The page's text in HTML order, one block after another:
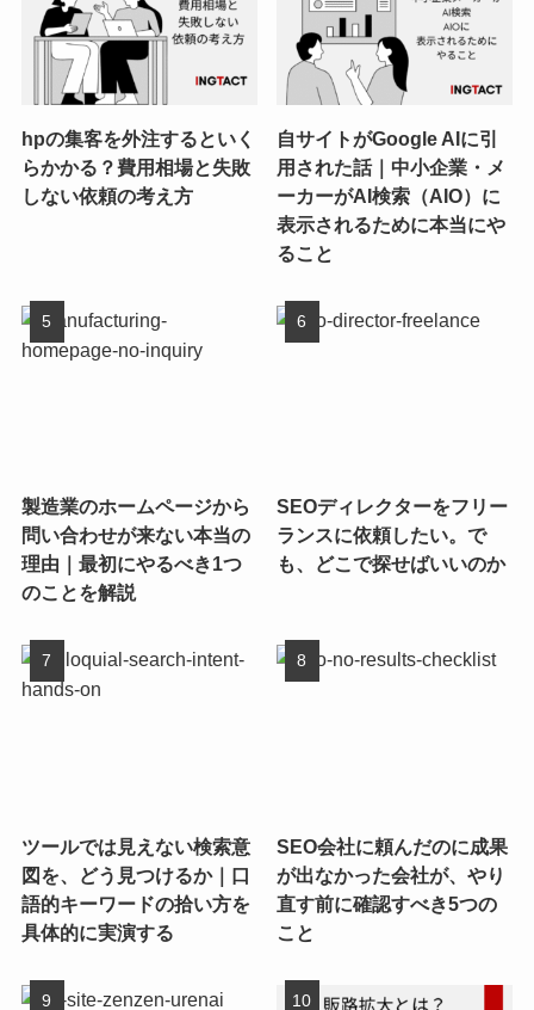
hpの集客を外注するといく
らかかる？費用相場と失敗
しない依頼の考え方
自サイトがGoogle AIに引
用された話｜中小企業・メ
ーカーがAI検索（AIO）に
表示されるために本当にや
ること
製造業のホームページから
問い合わせが来ない本当の
理由｜最初にやるべき1つ
のことを解説
SEOディレクターをフリー
ランスに依頼したい。で
も、どこで探せばいいのか
ツールでは見えない検索意
図を、どう見つけるか｜口
語的キーワードの拾い方を
具体的に実演する
SEO会社に頼んだのに成果
が出なかった会社が、やり
直す前に確認すべき5つの
こと